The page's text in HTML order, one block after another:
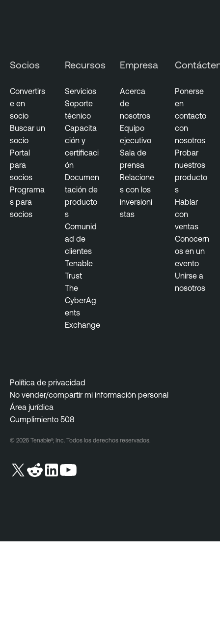
Socios
Convertirs
e en
socio
Buscar un
socio
Portal
para
socios
Programa
s para
socios
Recursos
Servicios
Soporte
técnico
Capacita
ción y
certificaci
ón
Documen
tación de
producto
s
Comunid
ad de
clientes
Tenable
Trust
The
CyberAg
ents
Exchange
Empresa
Acerca
de
nosotros
Equipo
ejecutivo
Sala de
prensa
Relacione
s con los
inversioni
stas
Ponerse
en
contacto
con
nosotros
Probar
nuestros
producto
s
Hablar
con
ventas
Conocern
os en un
evento
Unirse a
nosotros
Política de privacidad
No vender/compartir mi información personal
Área jurídica
Cumplimiento 508
© 2026 Tenable®, Inc. Todos los derechos reservados.